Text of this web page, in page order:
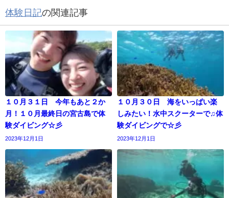
体験日記の関連記事
１０月３１日 今年もあと２か
月！１０月最終日の宮古島で体
験ダイビング☆彡
2023年12月1日
１０月３０日 海をいっぱい楽
しみたい！水中スクーターで♫体
験ダイビングで☆彡
2023年12月1日